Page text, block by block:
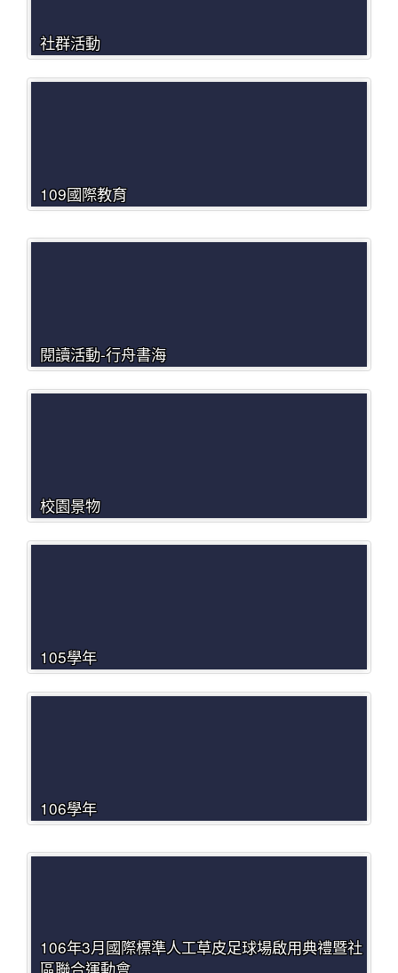
社群活動
109國際教育
閱讀活動-行舟書海
校園景物
105學年
106學年
106年3月國際標準人工草皮足球場啟用典禮暨社
區聯合運動會